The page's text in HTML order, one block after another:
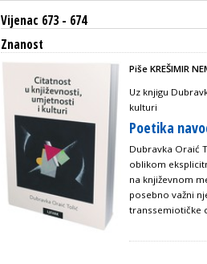
Vijenac 673 - 674
Znanost
Piše KREŠIMIR
Uz knjigu
kulturi
Poetika
Dubravka Oraić
oblikom
na književnom
posebno važni
transsemiotičke